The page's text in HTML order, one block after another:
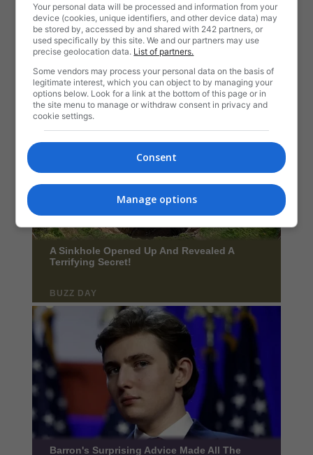
Your personal data will be processed and information from your
device (cookies, unique identifiers, and other device data) may
be stored by, accessed by and shared with 242 partners, or
used specifically by this site. We and our partners may use
precise geolocation data. List of partners.
Some vendors may process your personal data on the basis of
legitimate interest, which you can object to by managing your
options below. Look for a link at the bottom of this page or in
the site menu to manage or withdraw consent in privacy and
cookie settings.
Consent
Manage options